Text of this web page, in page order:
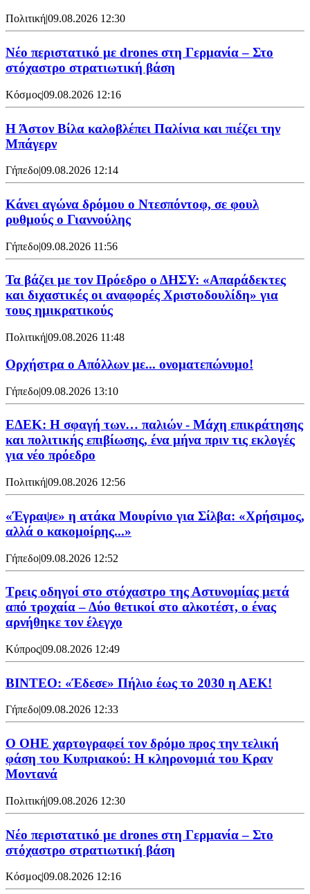
Πολιτική|09.08.2026 12:30
Νέο περιστατικό με drones στη Γερμανία – Στο
στόχαστρο στρατιωτική βάση
Κόσμος|09.08.2026 12:16
Η Άστον Βίλα καλοβλέπει Παλίνια και πιέζει την
Μπάγερν
Γήπεδο|09.08.2026 12:14
Kάνει αγώνα δρόμου ο Ντεσπόντοφ, σε φουλ
ρυθμούς ο Γιαννούλης
Γήπεδο|09.08.2026 11:56
Τα βάζει με τον Πρόεδρο ο ΔΗΣΥ: «Απαράδεκτες
και διχαστικές οι αναφορές Χριστοδουλίδη» για
τους ημικρατικούς
Πολιτική|09.08.2026 11:48
Ορχήστρα o Aπόλλων με... ονοματεπώνυμο!
Γήπεδο|09.08.2026 13:10
ΕΔΕΚ: Η σφαγή των… παλιών - Μάχη επικράτησης
και πολιτικής επιβίωσης, ένα μήνα πριν τις εκλογές
για νέο πρόεδρο
Πολιτική|09.08.2026 12:56
«Έγραψε» η ατάκα Μουρίνιο για Σίλβα: «Χρήσιμος,
αλλά ο κακομοίρης...»
Γήπεδο|09.08.2026 12:52
Τρεις οδηγοί στο στόχαστρο της Αστυνομίας μετά
από τροχαία – Δύο θετικοί στο αλκοτέστ, ο ένας
αρνήθηκε τον έλεγχο
Κύπρος|09.08.2026 12:49
ΒΙΝΤΕΟ: «Έδεσε» Πήλιο έως το 2030 η ΑΕΚ!
Γήπεδο|09.08.2026 12:33
Ο ΟΗΕ χαρτογραφεί τον δρόμο προς την τελική
φάση του Κυπριακού: Η κληρονομιά του Κραν
Μοντανά
Πολιτική|09.08.2026 12:30
Νέο περιστατικό με drones στη Γερμανία – Στο
στόχαστρο στρατιωτική βάση
Κόσμος|09.08.2026 12:16